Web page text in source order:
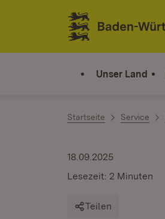
Zum Inhalt springen
Link zur Startseite
Unser Land
Startseite Service
18.09.2025
Lesezeit: 2 Minuten
Teilen